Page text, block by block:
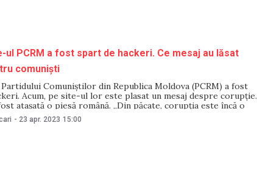
ul PCRM a fost spart de hackeri. Ce mesaj au lăsat
comuniști
Partidului Comuniștilor din Republica Moldova (PCRM) a fost
Acum, pe site-ul lor este plasat un mesaj despre corupție,
atașată o piesă română. „Din păcate, corupția este încă o
în țara noastră și afectează negativ dezvoltarea socială și
- 23 apr. 2023 15:00